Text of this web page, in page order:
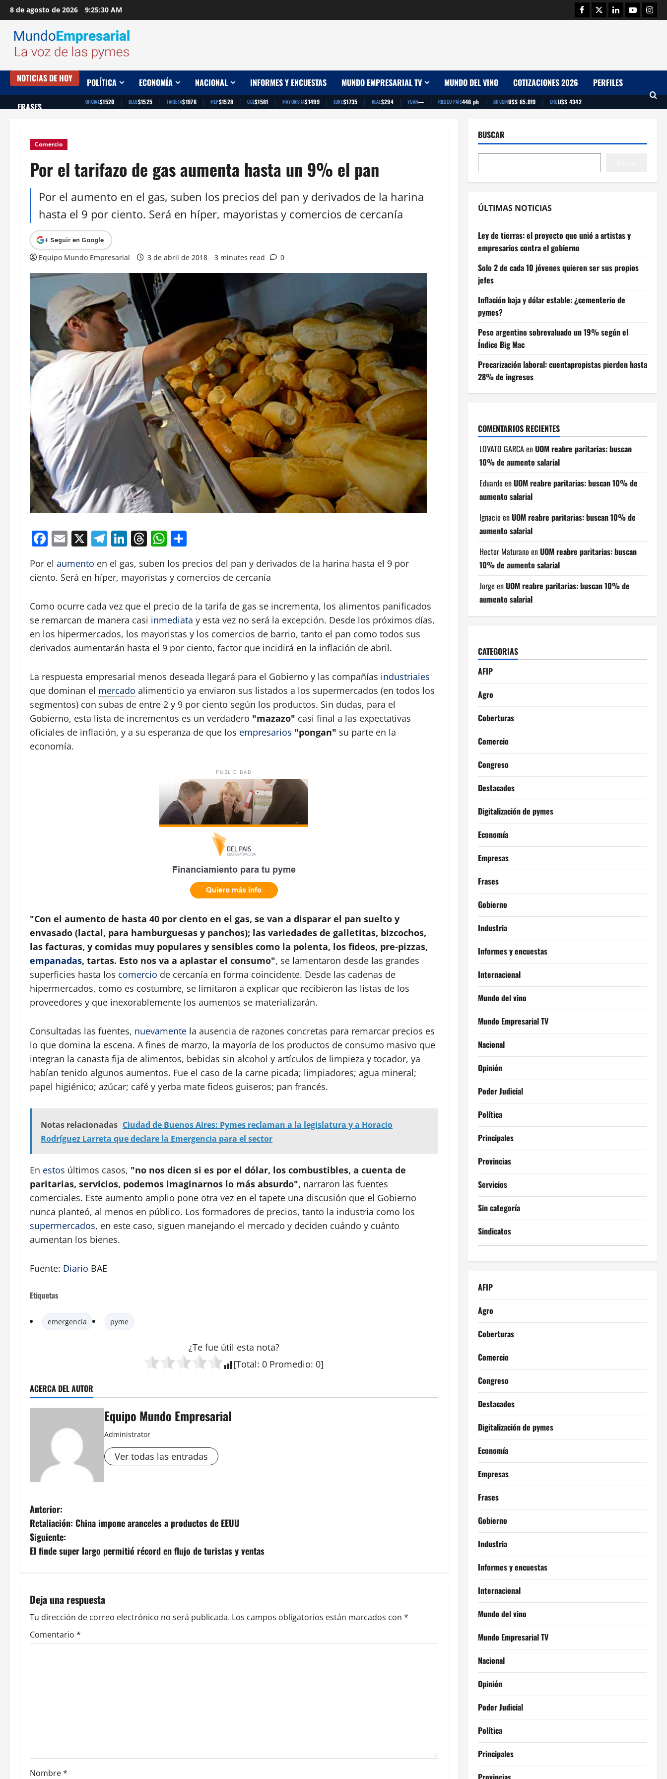
Saltar
al
contenido
8 de agosto de 2026 9:25:31 AM Facebook
TwitterLinkedinYoutube
NOTICIAS DE HOY POLÍTICA ECONOMÍA NACIONAL INFORMES Y ENCUESTAS MUNDO EMPRESARIAL TV MUNDO DEL VINO COTIZACIONES 2026 PERFILES
FRASES OFICIAL$1520 | BLUE$1525 | TARJETA$1976 | MEP$1528 | CCL$1581 | MAYORISTA$1499 | EURO$1735 | REAL$294 | YUAN— | RIESGO PAÍS446 pb | BITCOINU$S 65.019 | OROU$S 4342
Comercio
Por el tarifazo de gas aumenta hasta un 9% el pan
Por el aumento en el gas, suben los precios del pan y derivados de la harina
hasta el 9 por ciento. Será en híper, mayoristas y comercios de cercanía
+ Seguir en Google
Equipo Mundo Empresarial 3 de abril de 2018 3 minutes read 0
Facebook
Email
X Telegram
LinkedIn
Threads
WhatsApp
Por el aumento en el gas, suben los precios del pan y derivados de la harina hasta el 9 por
ciento. Será en híper, mayoristas y comercios de cercanía
Como ocurre cada vez que el precio de la tarifa de gas se incrementa, los alimentos panificados
se remarcan de manera casi inmediata y esta vez no será la excepción. Desde los próximos días,
en los hipermercados, los mayoristas y los comercios de barrio, tanto el pan como todos sus
derivados aumentarán hasta el 9 por ciento, factor que incidirá en la inflación de abril.
La respuesta empresarial menos deseada llegará para el Gobierno y las compañías industriales
que dominan el mercado alimenticio ya enviaron sus listados a los supermercados (en todos los
segmentos) con subas de entre 2 y 9 por ciento según los productos. Sin dudas, para el
Gobierno, esta lista de incrementos es un verdadero "mazazo" casi final a las expectativas
oficiales de inflación, y a su esperanza de que los empresarios "pongan" su parte en la
economía.
PUBLICIDAD
"Con el aumento de hasta 40 por ciento en el gas, se van a disparar el pan suelto y
envasado (lactal, para hamburguesas y panchos); las variedades de galletitas, bizcochos,
las facturas, y comidas muy populares y sensibles como la polenta, los fideos, pre-pizzas,
empanadas, tartas. Esto nos va a aplastar el consumo", se lamentaron desde las grandes
superficies hasta los comercio de cercanía en forma coincidente. Desde las cadenas de
hipermercados, como es costumbre, se limitaron a explicar que recibieron las listas de los
proveedores y que inexorablemente los aumentos se materializarán.
Consultadas las fuentes, nuevamente la ausencia de razones concretas para remarcar precios es
lo que domina la escena. A fines de marzo, la mayoría de los productos de consumo masivo que
integran la canasta fija de alimentos, bebidas sin alcohol y artículos de limpieza y tocador, ya
habían tenido algunos aumentos. Fue el caso de la carne picada; limpiadores; agua mineral;
papel higiénico; azúcar; café y yerba mate fideos guiseros; pan francés.
Notas relacionadas Ciudad de Buenos Aires: Pymes reclaman a la legislatura y a Horacio
Rodríguez Larreta que declare la Emergencia para el sector
En estos últimos casos, "no nos dicen si es por el dólar, los combustibles, a cuenta de
paritarias, servicios, podemos imaginarnos lo más absurdo", narraron las fuentes
comerciales. Este aumento amplio pone otra vez en el tapete una discusión que el Gobierno
nunca planteó, al menos en público. Los formadores de precios, tanto la industria como los
supermercados, en este caso, siguen manejando el mercado y deciden cuándo y cuánto
aumentan los bienes.
Fuente: Diario BAE
Etiquetas
emergencia pyme
¿Te fue útil esta nota?
[Total: 0 Promedio: 0]
ACERCA DEL AUTOR
Equipo Mundo Empresarial
Administrator
Ver todas las entradas
N
a
v
g
a
c
e
Anterior:
Retaliación: China impone aranceles a productos de EEUU
Siguiente:
El finde super largo permitió récord en flujo de turistas y ventas
Deja una respuesta
Tu dirección de correo electrónico no será publicada. Los campos obligatorios están marcados con *
Comentario *
Nombre*
BUSCAR
ÚLTIMAS NOTICIAS
Ley de tierras: el proyecto que unió a artistas y
empresarios contra el gobierno
Solo 2 de cada 10 jóvenes quieren ser sus propios
jefes
Inflación baja y dólar estable: ¿cementerio de
pymes?
Peso argentino sobrevaluado un 19% según el
Índice Big Mac
Precarización laboral: cuentapropistas pierden hasta
28% de ingresos
COMENTARIOS RECIENTES
LOVATO GARCAenUOM reabre paritarias: buscan
10% de aumento salarial
Eduardo enUOM reabre paritarias: buscan 10% de
aumento salarial
Ignacio enUOM reabre paritarias: buscan 10% de
aumento salarial
Hector Maturano enUOM reabre paritarias: buscan
10% de aumento salarial
Jorge enUOM reabre paritarias: buscan 10% de
aumento salarial
CATEGORIAS
AFIP
Agro
Coberturas
Comercio
Congreso
Destacados
Digitalización de pymes
Economía
Empresas
Frases
Gobierno
Industria
Informes y encuestas
Internacional
Mundo del vino
Mundo Empresarial TV
Nacional
Opinión
Poder Judicial
Política
Principales
Provincias
Servicios
Sin categoría
Sindicatos
AFIP
Agro
Coberturas
Comercio
Congreso
Destacados
Digitalización de pymes
Economía
Empresas
Frases
Gobierno
Industria
Informes y encuestas
Internacional
Mundo del vino
Mundo Empresarial TV
Nacional
Opinión
Poder Judicial
Política
Principales